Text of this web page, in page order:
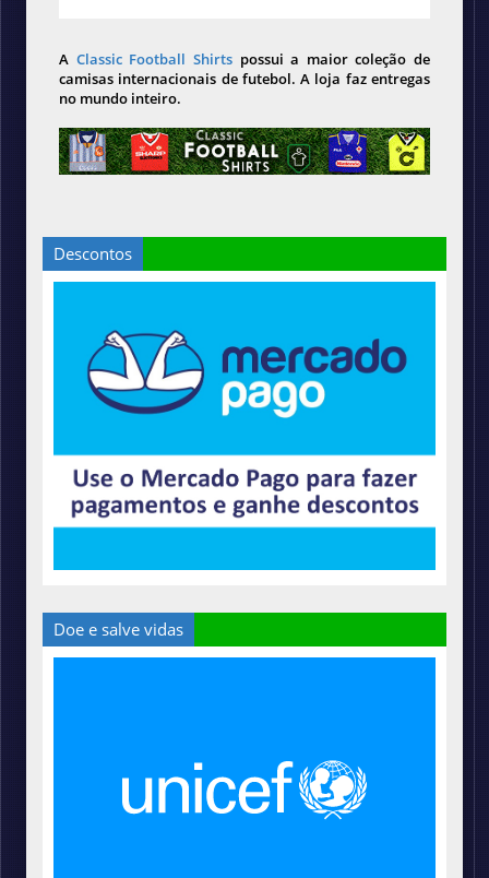
A Classic Football Shirts possui a maior coleção de
camisas internacionais de futebol. A loja faz entregas
no mundo inteiro.
Descontos
Doe e salve vidas